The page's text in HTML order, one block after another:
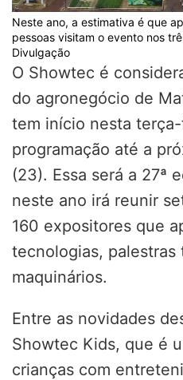
Neste ano, a estimativa é que
pessoas visitam o evento nos
Divulgação
O Showtec é
do agronegócio de
tem início nesta
programação até a
(23). Essa será a 27ª
neste ano irá reunir
160 expositores que
tecnologias, palestras
maquinários.
Entre as novidades
Showtec Kids, que é
crianças com